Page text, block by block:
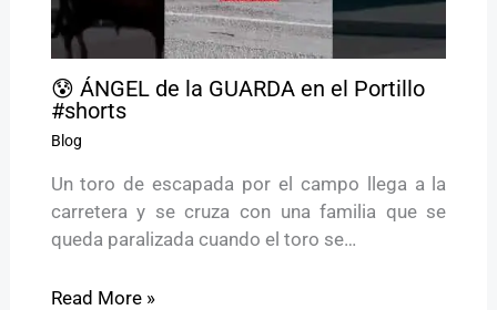
😰 ÁNGEL de la GUARDA en el Portillo
#shorts
Blog
Un toro de escapada por el campo llega a la
carretera y se cruza con una familia que se
queda paralizada cuando el toro se…
Read More »